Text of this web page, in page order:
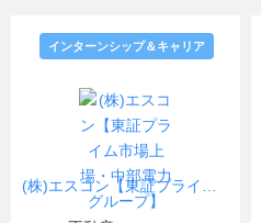
インターンシップ＆キャリア